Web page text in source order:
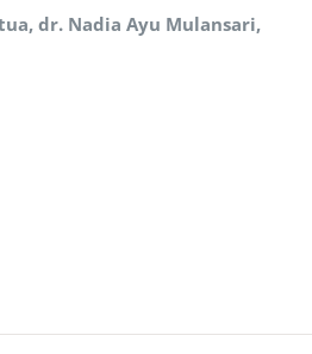
dr. Nadia Ayu Mulansari,